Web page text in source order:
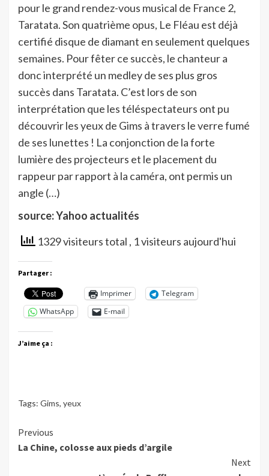
pour le grand rendez-vous musical de France 2,
Taratata. Son quatrième opus, Le Fléau est déjà
certifié disque de diamant en seulement quelques
semaines. Pour fêter ce succès, le chanteur a
donc interprété un medley de ses plus gros
succès dans Taratata. C’est lors de son
interprétation que les téléspectateurs ont pu
découvrir les yeux de Gims à travers le verre fumé
de ses lunettes ! La conjonction de la forte
lumière des projecteurs et le placement du
rappeur par rapport à la caméra, ont permis un
angle (…)
source: Yahoo actualités
1329 visiteurs total , 1 visiteurs aujourd'hui
Partager :
Imprimer
Telegram
WhatsApp
E-mail
J’aime ça :
Tags: Gims, yeux
Continue
Reading
Previous
La Chine, colosse aux pieds d’argile
Next